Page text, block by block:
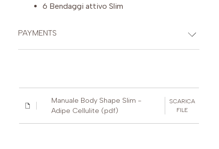
6 Bendaggi attivo Slim
PAYMENTS
PAYPAL (Possibility of payment in 3 installments (€30-2,000)
or up to 24 installments (€60-5,000))
Manuale Body Shape Slim -
Adipe Cellulite (pdf)
SCARICA
FILE